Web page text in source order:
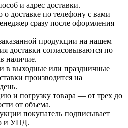
и адрес доставки.
доставке по телефону с вами
сразу после оформления
продукции на нашем
доставки согласовываются по
наличие.
в выходные или праздничные
производится на
и погрузку товара — от трех до
от объема.
покупатель подписывает
и УПД.